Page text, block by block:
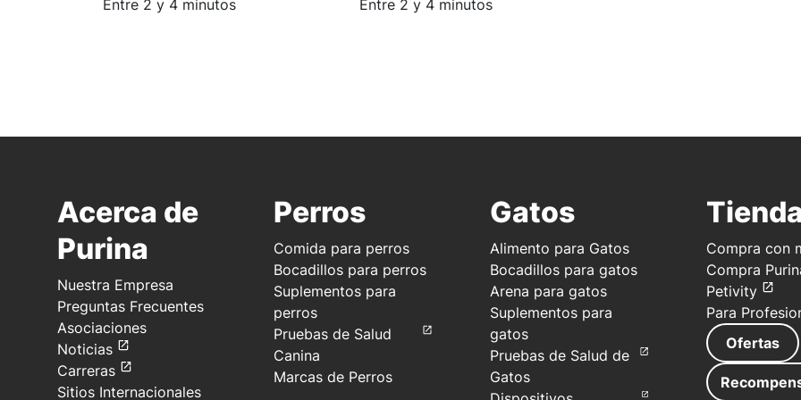
Tiempo estimado de lectura:
Entre 2 y 4 minutos
Tiempo estimado de lectura:
Entre 2 y 4 minutos
Acerca de
Purina
Nuestra Empresa
Preguntas Frecuentes
Asociaciones
Noticias
Carreras
Sitios Internacionales
Perros
Comida para perros
Bocadillos para perros
Suplementos para
perros
Pruebas de Salud
Canina
Marcas de Perros
Gatos
Alimento para Gatos
Bocadillos para gatos
Arena para gatos
Suplementos para
gatos
Pruebas de Salud de
Gatos
Tienda
Compra con
Compra
Petivity
Para
Ofertas